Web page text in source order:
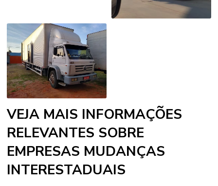
VEJA MAIS INFORMAÇÕES
RELEVANTES SOBRE
EMPRESAS MUDANÇAS
INTERESTADUAIS